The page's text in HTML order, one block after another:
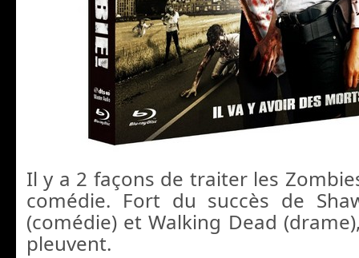
Il y a 2 façons de traiter les
comédie. Fort du succès de
(comédie) et Walking Dead
pleuvent.